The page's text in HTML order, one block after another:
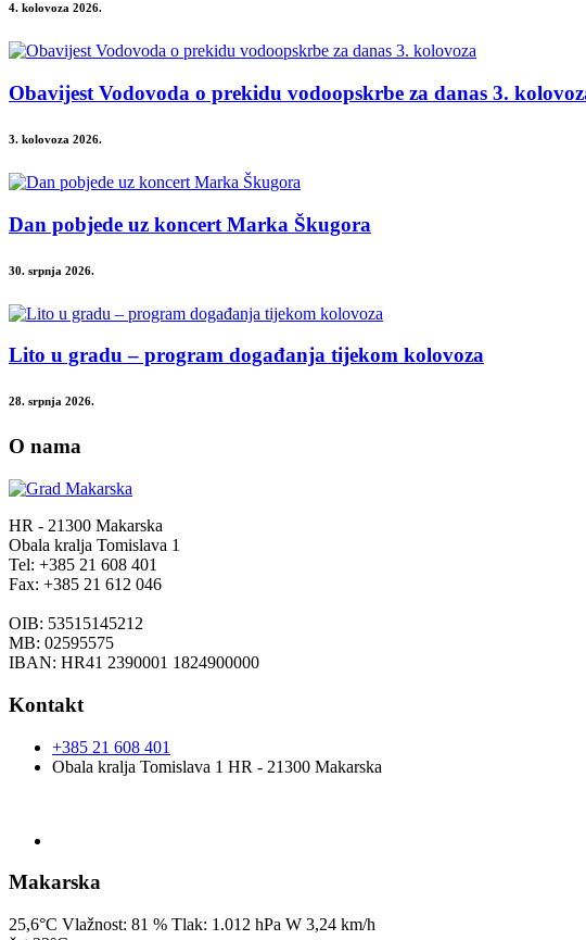
4. kolovoza 2026.
Obavijest Vodovoda o prekidu vodoopskrbe za danas 3.
3. kolovoza 2026.
Dan pobjede uz koncert Marka Škugora
30. srpnja 2026.
Lito u gradu – program događanja tijekom kolovoza
28. srpnja 2026.
O nama
HR - 21300 Makarska
Obala kralja Tomislava 1
Tel: +385 21 608 401
Fax: +385 21 612 046
OIB: 53515145212
MB: 02595575
IBAN: HR41 2390001 1824900000
Kontakt
+385 21 608 401
Obala kralja Tomislava 1 HR - 21300 Makarska
Makarska
25,6°C Vlažnost: 81 % Tlak: 1.012 hPa W 3,24 km/h